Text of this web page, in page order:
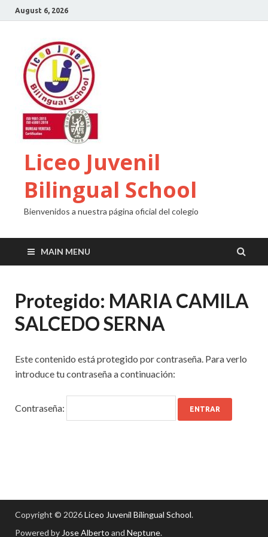
August 6, 2026
Liceo Juvenil
Bilingual School
Bienvenidos a nuestra página oficial del colegio
MAIN MENU
Protegido: MARIA CAMILA
SALCEDO SERNA
Este contenido está protegido por contraseña. Para verlo
introduce tu contraseña a continuación:
Contraseña:
Copyright © 2026Liceo Juvenil Bilingual School.
Powered by Jose Alberto and Neptune.